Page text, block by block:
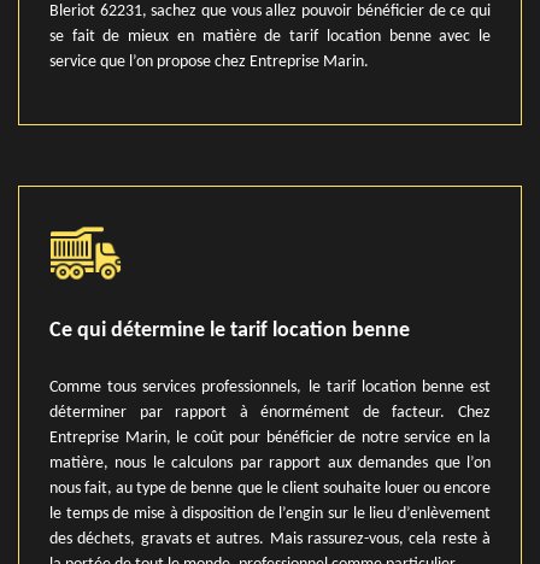
Bleriot 62231, sachez que vous allez pouvoir bénéficier de ce qui
se fait de mieux en matière de tarif location benne avec le
service que l’on propose chez Entreprise Marin.
Ce qui détermine le tarif location benne
Comme tous services professionnels, le tarif location benne est
déterminer par rapport à énormément de facteur. Chez
Entreprise Marin, le coût pour bénéficier de notre service en la
matière, nous le calculons par rapport aux demandes que l’on
nous fait, au type de benne que le client souhaite louer ou encore
le temps de mise à disposition de l’engin sur le lieu d’enlèvement
des déchets, gravats et autres. Mais rassurez-vous, cela reste à